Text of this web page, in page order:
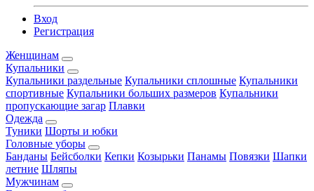
Вход
Регистрация
Женщинам
Купальники
Купальники раздельные Купальники сплошные Купальники
спортивные Купальники больших размеров Купальники
пропускающие загар Плавки
Одежда
Туники Шорты и юбки
Головные уборы
Банданы Бейсболки Кепки Козырьки Панамы Повязки Шапки
летние Шляпы
Мужчинам